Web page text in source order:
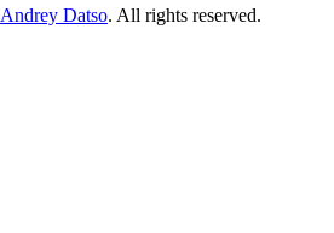
Andrey Datso. All rights reserved.